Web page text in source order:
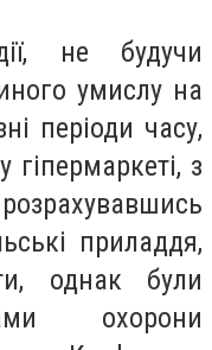
не будучи
умислу на
періоди часу,
з
приладдя,
однак були
охорони